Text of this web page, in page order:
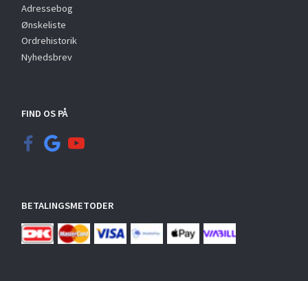
Adressebog
Ønskeliste
Ordrehistorik
Nyhedsbrev
FIND OS PÅ
BETALINGSMETODER